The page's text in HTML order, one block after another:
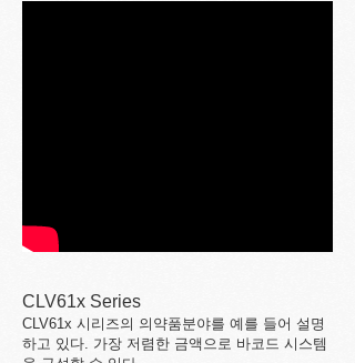
CLV61x Series
CLV61x 시리즈의 의약품분야를 예를 들어 설명
하고 있다. 가장 저렴한 금액으로 바코드 시스템